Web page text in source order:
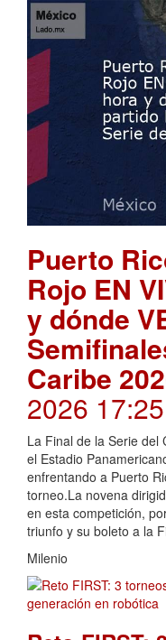
Puerto
Rojo EN
y dónde
Caribe
2026 17:25
La Final de la Serie del
el Estadio
enfrentando a Puerto
torneo.La novena
en esta competición,
triunfo y su boleto a la
Milenio